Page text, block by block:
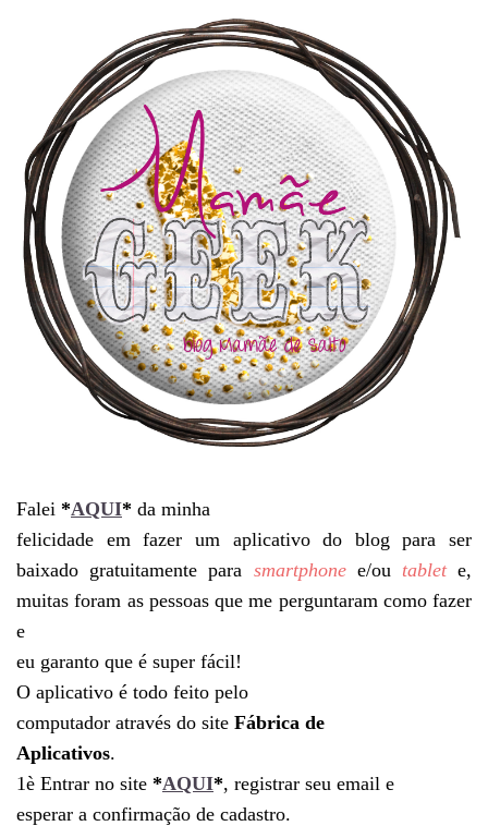
Falei *AQUI* da minha
felicidade em fazer um aplicativo do blog para ser
baixado gratuitamente para smartphonee/ou tablete,
muitas foram as pessoas que me perguntaram como fazer
e
eu garanto que é super fácil!
O aplicativo é todo feito pelo
computador através do site Fábrica de
Aplicativos.
1è Entrar no site *AQUI*, registrar seu email e
esperar a confirmação de cadastro.